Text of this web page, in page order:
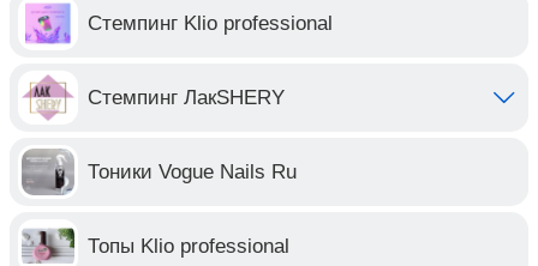
Стемпинг Klio professional
Стемпинг ЛакSHERY
Тоники Vogue Nails Ru
Топы Klio professional